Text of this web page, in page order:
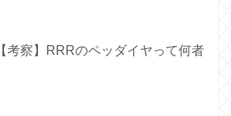
【考察】RRRのペッダイヤって何者